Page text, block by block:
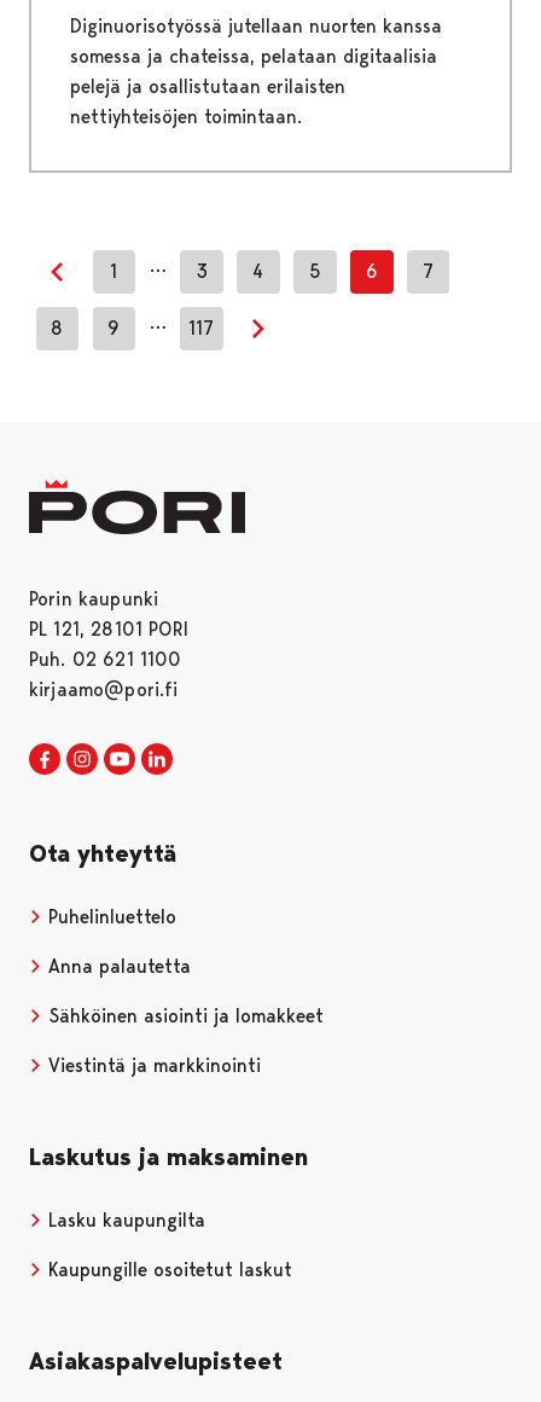
Diginuorisotyössä jutellaan nuorten kanssa
somessa ja chateissa, pelataan digitaalisia
pelejä ja osallistutaan erilaisten
nettiyhteisöjen toimintaan.
Edellinen sivu
1 … 3 4 5 6 7
8 9 … 117
Seuraava sivu
Porin kaupunki
PL 121, 28101 PORI
Puh. 02 621 1100
kirjaamo@pori.fi
Porin kaupunki Facebookissa
Avautuu uudessa välilehdessä
Porin kaupunki Instagramissa
Avautuu uudessa välilehdessä
Porin kaupunki Youtubessa
Avautuu uudessa välilehdessä
Ota yhteyttä
Puhelinluettelo
Anna palautetta
Sähköinen asiointi ja lomakkeet
Viestintä ja markkinointi
Laskutus ja maksaminen
Lasku kaupungilta
Kaupungille osoitetut laskut
Asiakaspalvelupisteet